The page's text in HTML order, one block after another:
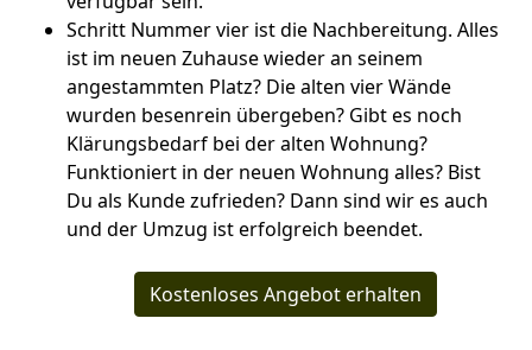
Schritt Nummer vier ist die Nachbereitung. Alles
ist im neuen Zuhause wieder an seinem
angestammten Platz? Die alten vier Wände
wurden besenrein übergeben? Gibt es noch
Klärungsbedarf bei der alten Wohnung?
Funktioniert in der neuen Wohnung alles? Bist
Du als Kunde zufrieden? Dann sind wir es auch
und der Umzug ist erfolgreich beendet.
Kostenloses Angebot erhalten